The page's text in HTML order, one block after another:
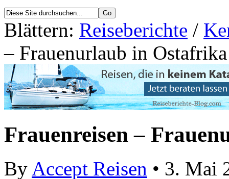
Blättern: Reiseberichte /
– Frauenurlaub in Ostafrika
Frauenreisen –
By Accept Reisen • 3. Mai